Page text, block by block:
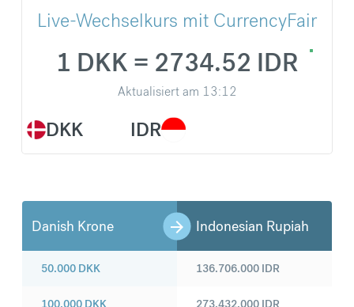
Live-Wechselkurs mit CurrencyFair
DKK
1 DKK = 2734.52 IDR
Aktualisiert am 13:12
IDR
Danish Krone Indonesian Rupiah
50.000 DKK
100.000 DKK
136.706.000 IDR
273.432.000 IDR